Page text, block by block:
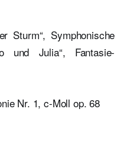
Sturm“, Symphonische
und Julia“, Fantasie-
Nr. 1, c-Moll op. 68